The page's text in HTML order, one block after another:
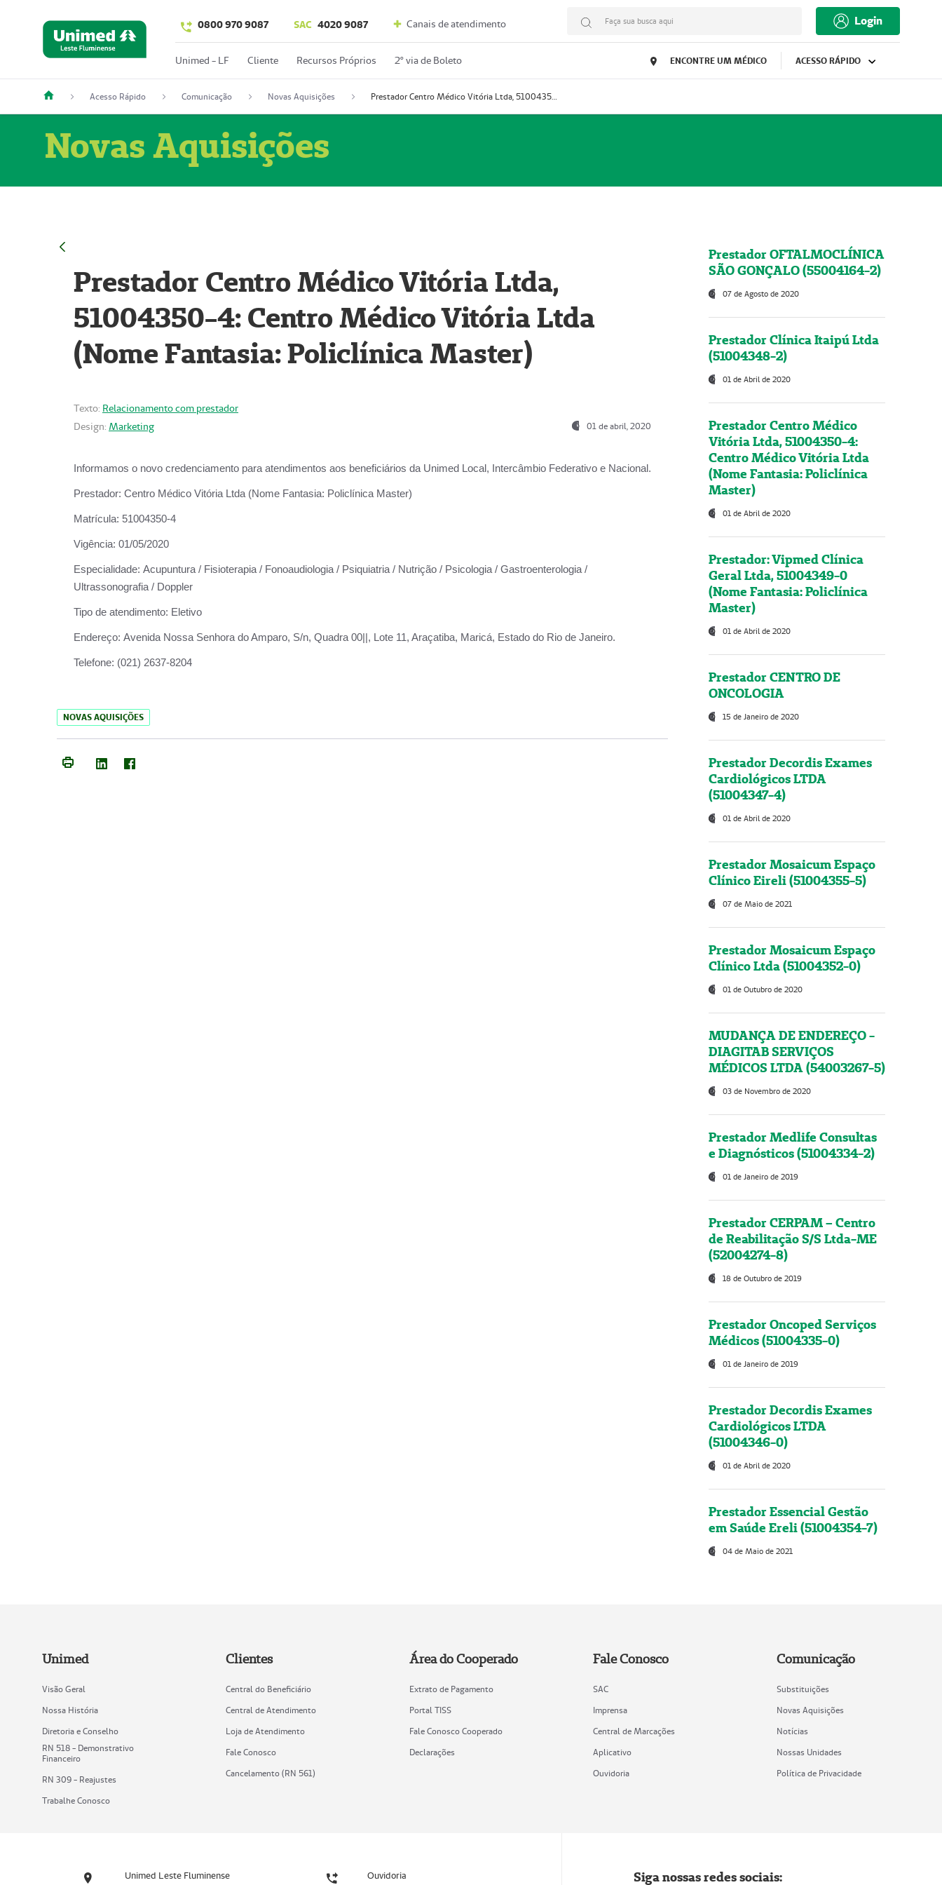
0800 970 9087 SAC 4020 9087 Canais de atendimento Faça sua busca aqui Login
Unimed - LF Cliente Recursos Próprios 2º via de Boleto ENCONTRE UM MÉDICO ACESSO RÁPIDO
Acesso Rápido Comunicação Novas Aquisições Prestador Centro Médico Vitória Ltda, 51004350-4: Centro Médico Vitória Ltda (Nome Fantasia: Policlínica Master)
Novas Aquisições
Prestador Centro Médico Vitória Ltda,
51004350-4: Centro Médico Vitória Ltda
(Nome Fantasia: Policlínica Master)
Texto: Relacionamento com prestador
Design: Marketing 01 de abril, 2020
Informamos o novo credenciamento para atendimentos aos beneficiários da Unimed Local, Intercâmbio Federativo e Nacional.
Prestador: Centro Médico Vitória Ltda (Nome Fantasia: Policlínica Master)
Matrícula: 51004350-4
Vigência: 01/05/2020
Especialidade: Acupuntura / Fisioterapia / Fonoaudiologia / Psiquiatria / Nutrição / Psicologia / Gastroenterologia /
Ultrassonografia / Doppler
Tipo de atendimento: Eletivo
Endereço: Avenida Nossa Senhora do Amparo, S/n, Quadra 00||, Lote 11, Araçatiba, Maricá, Estado do Rio de Janeiro.
Telefone: (021) 2637-8204
NOVAS AQUISIÇÕES
Prestador OFTALMOCLÍNICA
SÃO GONÇALO (55004164-2)
07 de Agosto de 2020
Prestador Clínica Itaipú Ltda
(51004348-2)
01 de Abril de 2020
Prestador Centro Médico
Vitória Ltda, 51004350-4:
Centro Médico Vitória Ltda
(Nome Fantasia: Policlínica
Master)
01 de Abril de 2020
Prestador: Vipmed Clínica
Geral Ltda, 51004349-0
(Nome Fantasia: Policlínica
Master)
01 de Abril de 2020
Prestador CENTRO DE
ONCOLOGIA
15 de Janeiro de 2020
Prestador Decordis Exames
Cardiológicos LTDA
(51004347-4)
01 de Abril de 2020
Prestador Mosaicum Espaço
Clínico Eireli (51004355-5)
07 de Maio de 2021
Prestador Mosaicum Espaço
Clínico Ltda (51004352-0)
01 de Outubro de 2020
MUDANÇA DE ENDEREÇO -
DIAGITAB SERVIÇOS
MÉDICOS LTDA (54003267-5)
03 de Novembro de 2020
Prestador Medlife Consultas
e Diagnósticos (51004334-2)
01 de Janeiro de 2019
Prestador CERPAM – Centro
de Reabilitação S/S Ltda-ME
(52004274-8)
18 de Outubro de 2019
Prestador Oncoped Serviços
Médicos (51004335-0)
01 de Janeiro de 2019
Prestador Decordis Exames
Cardiológicos LTDA
(51004346-0)
01 de Abril de 2020
Prestador Essencial Gestão
em Saúde Ereli (51004354-7)
04 de Maio de 2021
Unimed
Visão Geral
Nossa História
Diretoria e Conselho
RN 518 - Demonstrativo
Financeiro
RN 309 - Reajustes
Trabalhe Conosco
Clientes
Central do Beneficiário
Central de Atendimento
Loja de Atendimento
Fale Conosco
Cancelamento (RN 561)
Área do Cooperado
Extrato de Pagamento
Portal TISS
Fale Conosco Cooperado
Declarações
Fale Conosco
SAC
Imprensa
Central de Marcações
Aplicativo
Ouvidoria
Comunicação
Substituições
Novas Aquisições
Notícias
Nossas Unidades
Política de Privacidade
Unimed Leste Fluminense Ouvidoria Siga nossas redes sociais: